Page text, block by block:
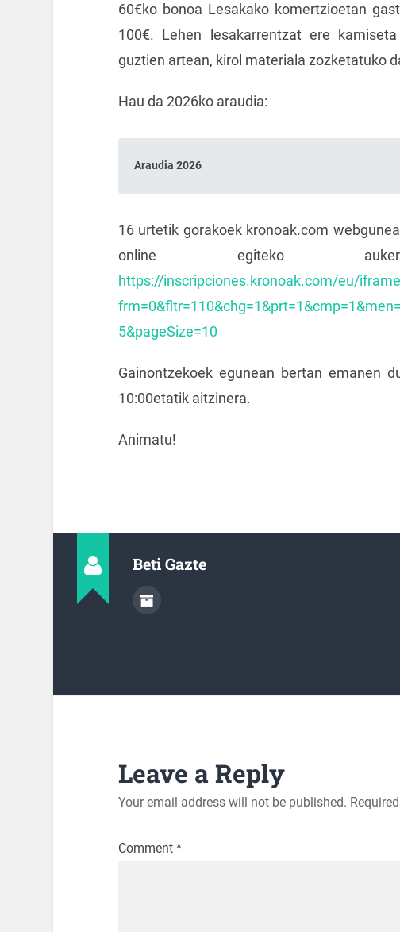
60€ko bonoa Lesakako komertzioetan
100€. Lehen lesakarrentzat ere
guztien artean, kirol materiala zozketatuko
Hau da 2026ko araudia:
Araudia 2026
16 urtetik gorakoek kronoak.com
online egiteko
https://inscripciones.kronoak.com/eu/
5&pageSize=10
Gainontzekoek egunean bertan emanen
10:00etatik aitzinera.
Animatu!
Beti Gazte
Leave a Reply
Your email address will not be published.
Comment *